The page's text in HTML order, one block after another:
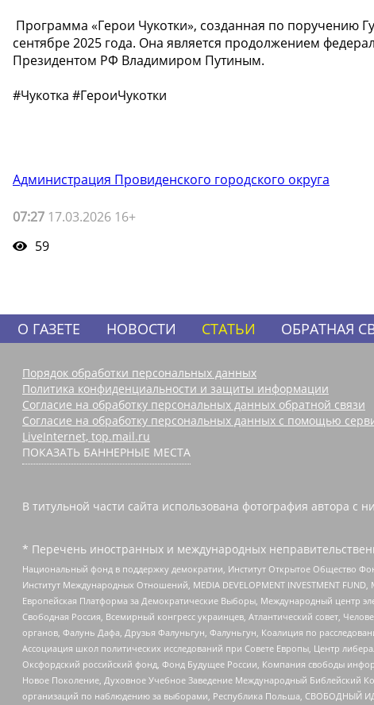
Программа «Герои Чукотки», созданная по поручению
сентябре 2025 года. Она является продолжением
Президентом РФ Владимиром Путиным.
#Чукотка #ГероиЧукотки
Администрация Провиденского городского округа
07:27 17.03.2026 16+
59
О ГАЗЕТЕ НОВОСТИ СТАТЬИ ОБРАТНАЯ
Порядок обработки персональных данных
Политика конфиденциальности и защиты информации
Согласие на обработку персональных данных обратной связи
Согласие на обработку персональных данных с помощью
LiveInternet, top.mail.ru
ПОКАЗАТЬ БАННЕРНЫЕ МЕСТА
В титульной части сайта использована фотография автора с
* Перечень иностранных и международных
Национальный фонд в поддержку демократии, Институт Открытое Общество
Институт Международных Отношений, MEDIA DEVELOPMENT INVESTMENT
Европейская Платформа за Демократические Выборы, Международный центр
Свободная Россия, Всемирный конгресс украинцев, Атлантический совет,
органов, Фалунь Дафа, Друзья Фалуньгун, Фалуньгун, Коалиция по
Ассоциация школ политических исследований при Совете Европы, Центр
Оксфордский российский фонд, Фонд Будущее России, Компания свободы
Новое Поколение, Духовное Учебное Заведение Международный Библейский
организаций по наблюдению за выборами, Республика Польша, СВОБОДНЫЙ